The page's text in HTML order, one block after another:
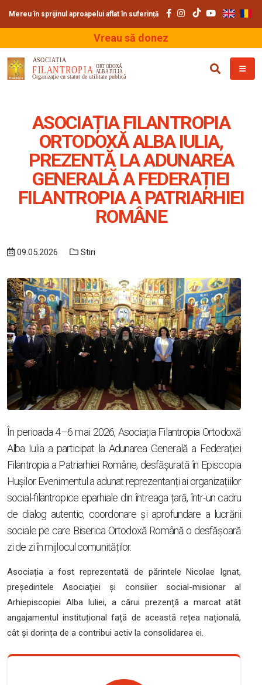
Mereu în sprijinul aproapelui aflat în suferință
Vreau să donez
ASOCIAȚIA FILANTROPIA
ORTODOXĂ ALBA IULIA,
PREZENTĂ LA ADUNAREA
GENERALĂ A FEDERAȚIEI
FILANTROPIA A PATRIARHIEI
ROMÂNE
09.05.2026 Stiri
În perioada 4–6 mai 2026, Asociația Filantropia Ortodoxă
Alba Iulia a participat la Adunarea Generală a Federației
Filantropia a Patriarhiei Române, desfășurată în Episcopia
Hușilor. Evenimentul a adunat reprezentanți ai organizațiilor
social-filantropice eparhiale din întreaga țară, într-un cadru
de dialog autentic, coordonare și aprofundare a lucrării
sociale pe care Biserica Ortodoxă Română o desfășoară
zi de zi în mijlocul comunităților.
Asociația a fost reprezentată de părintele Nicolae Ignat,
președintele Asociației și consilier social-misionar al
Arhiepiscopiei Alba Iuliei, a cărui prezență a marcat atât
angajamentul instituțional față de această rețea națională,
cât și dorința de a contribui activ la consolidarea ei.